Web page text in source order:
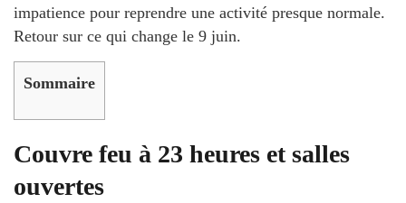
impatience pour reprendre une activité presque normale.
Retour sur ce qui change le 9 juin.
Sommaire
Couvre feu à 23 heures et salles
ouvertes